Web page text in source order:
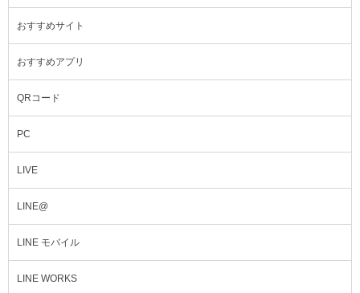
おすすめサイト
おすすめアプリ
QRコード
PC
LIVE
LINE@
LINE モバイル
LINE WORKS